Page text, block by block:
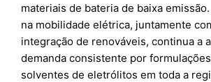
materiais de bateria de baixa
na mobilidade elétrica, juntamente
integração de renováveis, continua a
demanda consistente por
solventes de eletrólitos em toda a